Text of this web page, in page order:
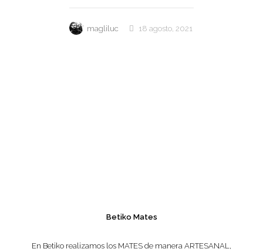
magliluc 18 agosto, 2021
Betiko Mates
En Betiko realizamos los MATES de manera ARTESANAL,